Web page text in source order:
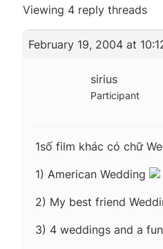
Viewing 4 reply threads
February 19, 2004 at
sirius
Participant
1số film khác có chữ
1) American Wedding
2) My best friend
3) 4 weddings and a